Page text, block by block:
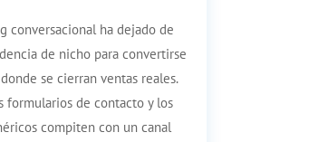
conversacional ha dejado de
de nicho para convertirse
se cierran ventas reales.
formularios de contacto y los
compiten con un canal